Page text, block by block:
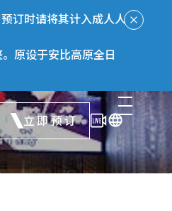
订时请将其计入成人人
原设于安比高原全日
立即预订